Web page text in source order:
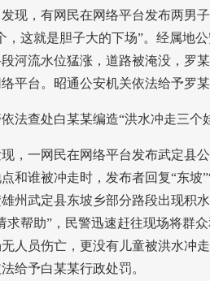
，有网民在网络平台发布两男
，这就是胆子大的下场”。经属地
河流水位猛涨，道路被淹没，罗
平台。昭通公安机关依法给予罗
法查处白某某编造“洪水冲走三个
一网民在网络平台发布武定县
和谁被冲走时，发布者回复“东坡
州武定县东坡乡部分路段出现积
求帮助”，民警迅速赶往现场将群
人员伤亡，更没有儿童被洪水冲
给予白某某行政处罚。